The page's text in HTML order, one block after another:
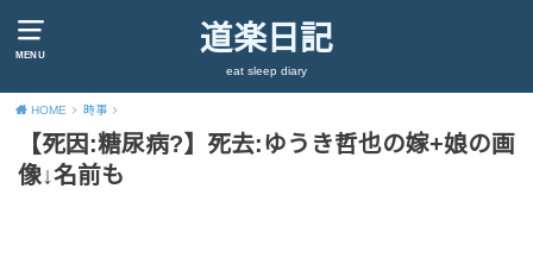
MENU 道楽日記
eat sleep diary
HOME 時事
【死因:糖尿病?】死去:ゆうき哲也の嫁+娘の画
像↓名前も